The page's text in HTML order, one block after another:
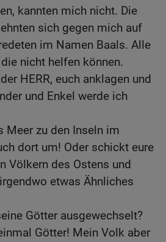
kannten mich nicht. Die
sich gegen mich auf
im Namen Baals. Alle
nicht helfen können.
HERR, euch anklagen und
und Enkel werde ich
Meer zu den Inseln im
dort um! Oder schickt eure
Völkern des Ostens und
etwas Ähnliches
Götter ausgewechselt?
Götter! Mein Volk aber